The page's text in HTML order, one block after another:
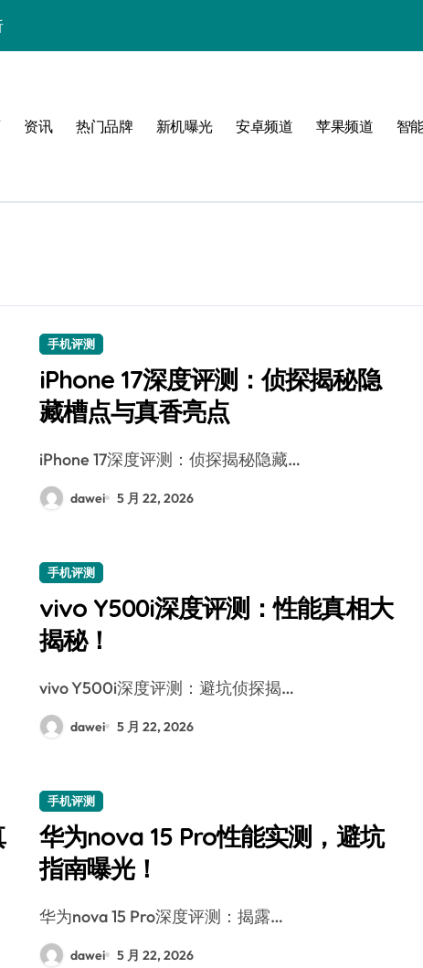
资讯 热门品牌 新机曝光 安卓频道 苹果频道 智
手机评测
iPhone 17深度评测：侦探揭秘隐
藏槽点与真香亮点
iPhone 17深度评测：侦探揭秘隐藏…
dawei 5 月 22, 2026
手机评测
vivo Y500i深度评测：性能真相大
揭秘！
vivo Y500i深度评测：避坑侦探揭…
dawei 5 月 22, 2026
手机评测
华为nova 15 Pro性能实测，避坑
指南曝光！
华为nova 15 Pro深度评测：揭露…
dawei 5 月 22, 2026